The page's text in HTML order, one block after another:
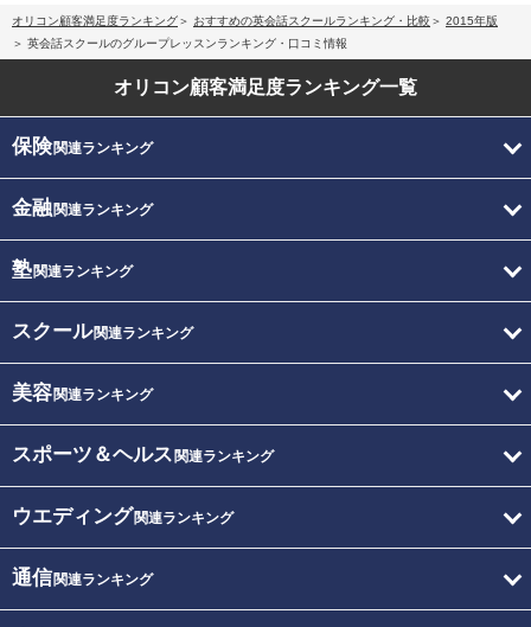
オリコン顧客満足度ランキング おすすめの英会話スクールランキング・比較
2015年版
英会話スクールのグループレッスンランキング・口コミ情報
オリコン顧客満足度ランキング一覧
保険関連ランキング
金融関連ランキング
塾関連ランキング
スクール関連ランキング
美容関連ランキング
スポーツ＆ヘルス 関連ランキング
ウエディング関連ランキング
通信関連ランキング